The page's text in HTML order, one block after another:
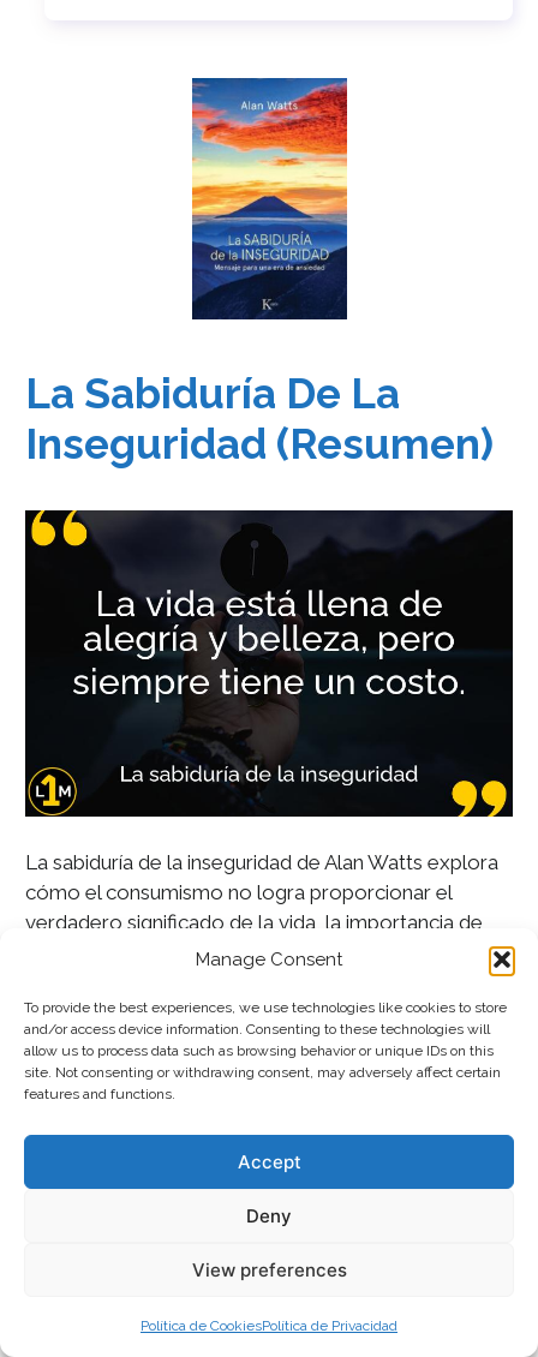
Manage Consent
To provide the best experiences, we use technologies like cookies to store
and/or access device information. Consenting to these technologies will
allow us to process data such as browsing behavior or unique IDs on this
site. Not consenting or withdrawing consent, may adversely affect certain
features and functions.
Accept
Deny
View preferences
Política de CookiesPolítica de Privacidad
La Sabiduría De La
Inseguridad (Resumen)
La sabiduría de la inseguridad de Alan Watts explora
cómo el consumismo no logra proporcionar el
verdadero significado de la vida, la importancia de
abrazar el dolor y el placer, y vivir en el momento
Lecciones Principales
El consumismo no puede comprar la
felicidad ni proporcionar un propósito en
A medida que la influencia de la religión